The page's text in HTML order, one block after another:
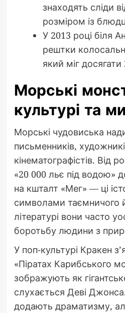
знаходять сліди
розміром із
У 2013 році біля
рештки
який міг досягати
Морські
культурі та
Морські чудовиська
письменників,
кінематографістів. Від
«20 000 льє під водою»
на кшталт «Мег» — ці
символами таємничого
літературі вони часто
боротьбу людини з
У поп-культурі Кракен
«Піратах Карибського
зображують як
слухається Деві
додають драматизму,